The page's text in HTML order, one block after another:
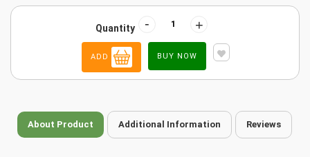
Quantity - +
ADD BUY NOW
About Product Additional Information Reviews